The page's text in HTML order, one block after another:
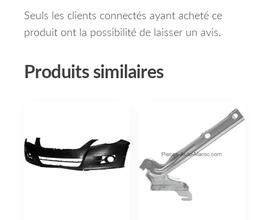
Seuls les clients connectés ayant acheté ce
produit ont la possibilité de laisser un avis.
Produits similaires